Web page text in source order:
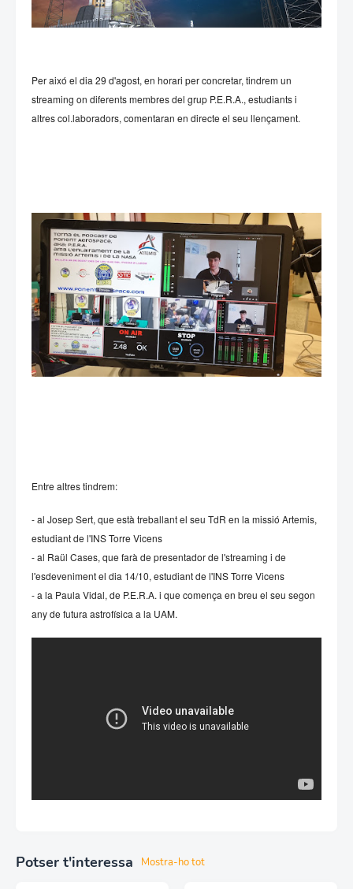
Per aixó el dia 29 d'agost, en horari per concretar, tindrem un
streaming on diferents membres del grup P.E.R.A., estudiants i
altres col.laboradors, comentaran en directe el seu llençament.
Entre altres tindrem:
- al Josep Sert, que està treballant el seu TdR en la missió Artemis,
estudiant de l'INS Torre Vicens
- al Raül Cases, que farà de presentador de l'streaming i de
l'esdeveniment el dia 14/10, estudiant de l'INS Torre Vicens
- a la Paula Vidal, de P.E.R.A. i que comença en breu el seu segon
any de futura astrofísica a la UAM.
Potser t'interessa Mostra-ho tot